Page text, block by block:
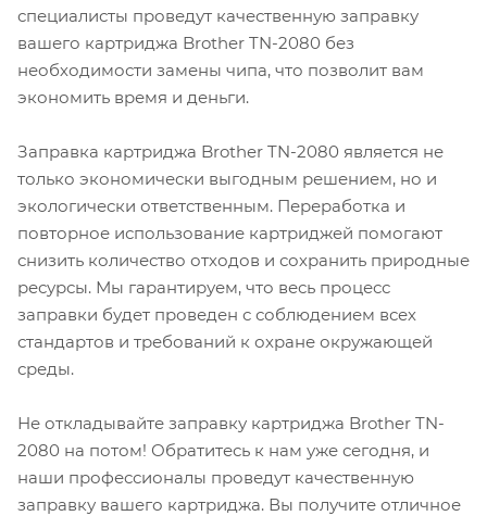
специалисты проведут качественную заправку
вашего картриджа Brother TN-2080 без
необходимости замены чипа, что позволит вам
экономить время и деньги.
Заправка картриджа Brother TN-2080 является не
только экономически выгодным решением, но и
экологически ответственным. Переработка и
повторное использование картриджей помогают
снизить количество отходов и сохранить природные
ресурсы. Мы гарантируем, что весь процесс
заправки будет проведен с соблюдением всех
стандартов и требований к охране окружающей
среды.
Не откладывайте заправку картриджа Brother TN-
2080 на потом! Обратитесь к нам уже сегодня, и
наши профессионалы проведут качественную
заправку вашего картриджа. Вы получите отличное